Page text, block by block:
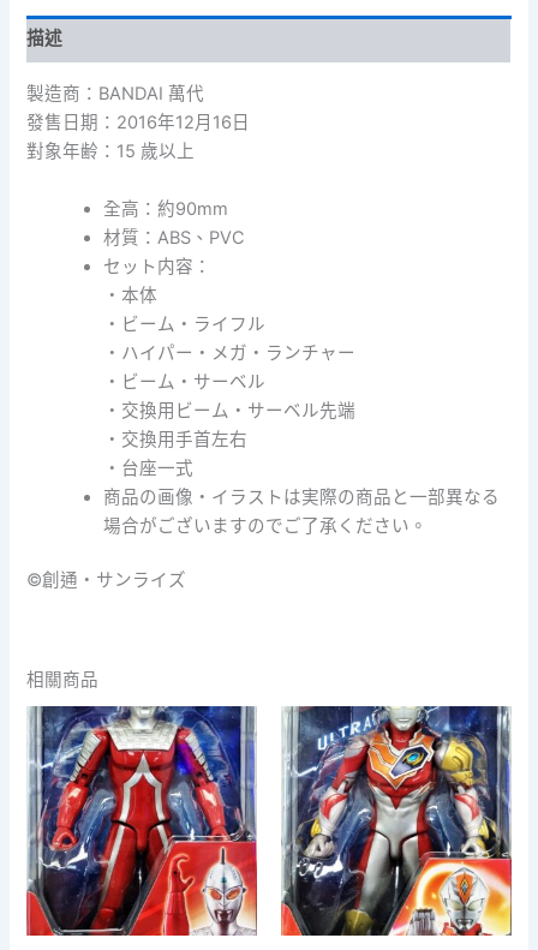
描述
製造商：BANDAI 萬代
發售日期：2016年12月16日
對象年齢：15 歲以上
全高：約90mm
材質：ABS、PVC
セット内容：
・本体
・ビーム・ライフル
・ハイパー・メガ・ランチャー
・ビーム・サーベル
・交換用ビーム・サーベル先端
・交換用手首左右
・台座一式
商品の画像・イラストは実際の商品と一部異なる
場合がございますのでご了承ください。
©創通・サンライズ
相關商品